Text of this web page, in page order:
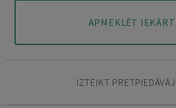
APMEKLĒT
IZTEIKT